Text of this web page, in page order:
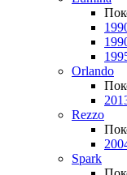
Orlando
Rezzo
Spark